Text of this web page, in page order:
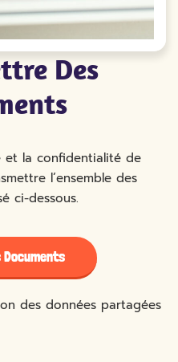
Des
et la confidentialité de
l’ensemble des
ci-dessous.
Documents
des données partagées